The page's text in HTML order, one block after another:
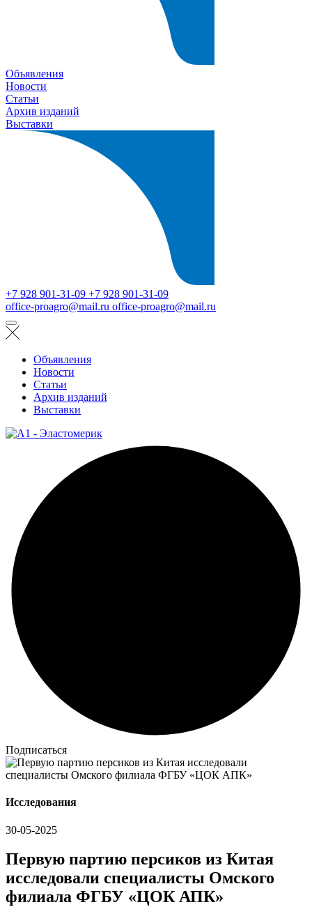
Объявления
Новости
Статьи
Архив изданий
Выставки
+7 928 901-31-09 +7 928 901-31-09
office-proagro@mail.ru office-proagro@mail.ru
Объявления
Новости
Статьи
Архив изданий
Выставки
Подписаться
Исследования
30-05-2025
Первую партию персиков из Китая
исследовали специалисты Омского
филиала ФГБУ «ЦОК АПК»